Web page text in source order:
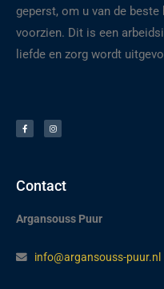
geperst, om u van de
voorzien. Dit is een
liefde en zorg wordt
c
e
b
s
t
a
Contact
Argansouss Puur
info@argansouss-puur.nl